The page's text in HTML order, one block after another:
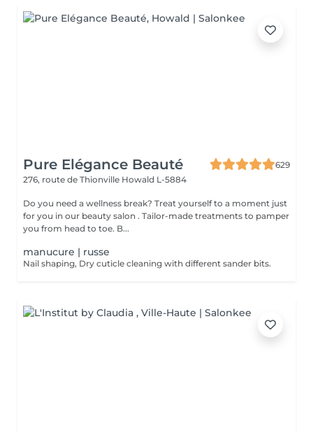
Pure Elégance Beauté
629
276, route de Thionville Howald L-5884
Do you need a wellness break? Treat yourself to a moment just
for you in our beauty salon . Tailor-made treatments to pamper
you from head to toe. B...
manucure | russe
Nail shaping, Dry cuticle cleaning with different sander bits.